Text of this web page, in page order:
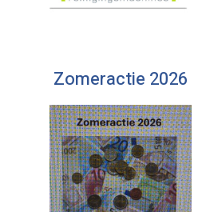
Zomeractie 2026